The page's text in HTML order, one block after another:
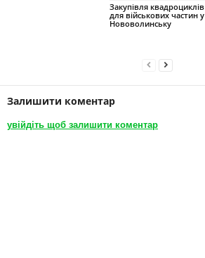
Закупівля квадроциклів
для військових частин у
Нововолинську
Залишити коментар
увійдіть щоб залишити коментар